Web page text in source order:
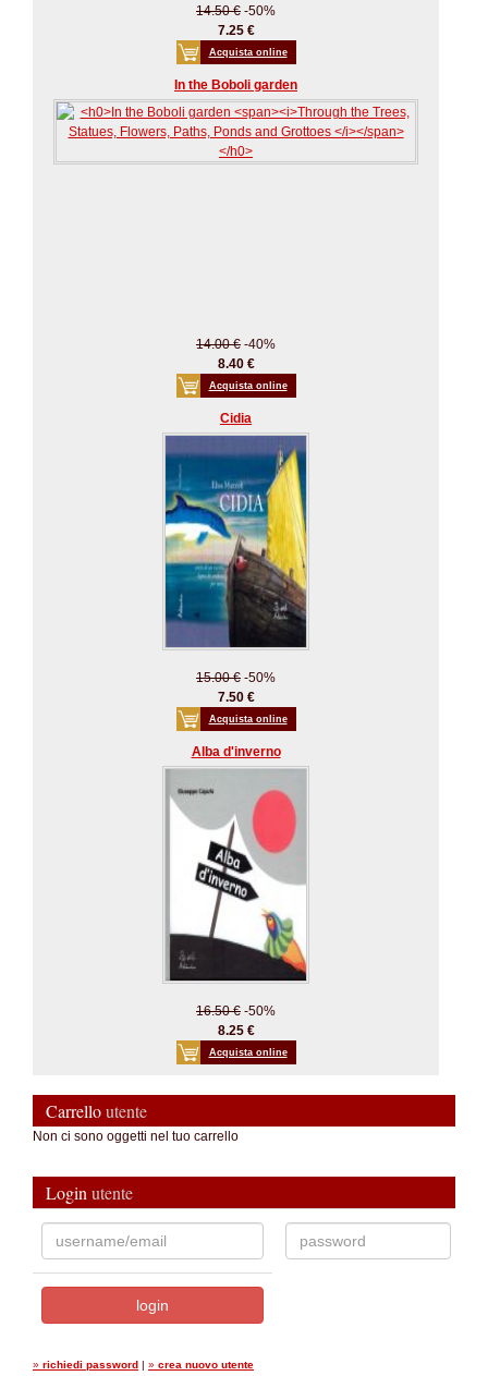
14.50 € -50%
7.25 €
Acquista online
In the Boboli garden
14.00 € -40%
8.40 €
Acquista online
Cidia
15.00 € -50%
7.50 €
Acquista online
Alba d'inverno
16.50 € -50%
8.25 €
Acquista online
Carrelloutente
Non ci sono oggetti nel tuo carrello
Login utente
» richiedi password | » crea nuovo utente